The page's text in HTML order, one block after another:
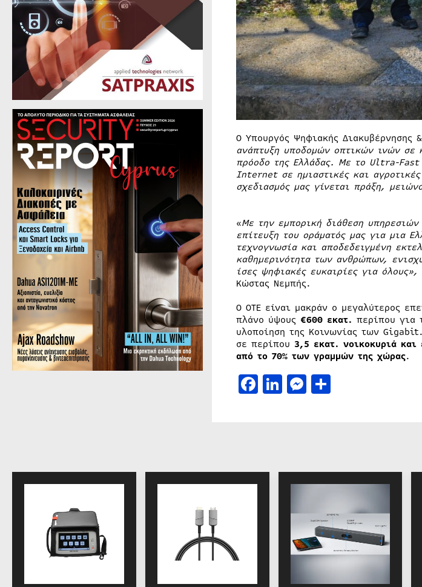
Ο Υπουργός Ψηφιακής Διακυβέρνησης
ανάπτυξη υποδομών οπτικών ινών σε
πρόοδο της Ελλάδας. Με το Ultra-Fast
Internet σε ημιαστικές και
σχεδιασμός μας γίνεται πράξη,
«Με την εμπορική διάθεση
επίτευξη του οράματός μας για μια
τεχνογνωσία και αποδεδειγμένη
καθημερινότητα των ανθρώπων,
ίσες ψηφιακές ευκαιρίες για όλους»,
Κώστας Νεμπής.
Ο ΟΤΕ είναι μακράν ο μεγαλύτερος
πλάνο ύψους €600 εκατ. περίπου για
υλοποίηση της Κοινωνίας των
σε περίπου 3,5 εκατ. νοικοκυριά και
από το 70% των γραμμών της χώρας.
Facebook
LinkedIn
Messenger